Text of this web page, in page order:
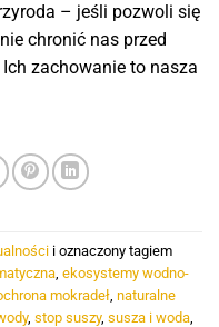
– jeśli pozwoli się
chronić nas przed
zachowanie to nasza
i oznaczony tagiem
, ekosystemy wodno-
mokradeł, naturalne
, stop suszy, susza i woda,